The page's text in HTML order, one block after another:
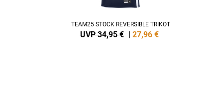
TEAM25 STOCK REVERSIBLE TRIKOT
UVP 34,95 € | 27,96 €